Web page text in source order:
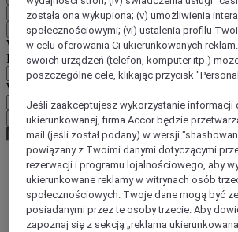
EUR (€)
Wstecz
Wybierz walutę poniżej
Region
Waluta
Potwierdź walutę
World
Europe
Germany
Lower Saxony
została ona wykupiona; (v) umożliwienia
społecznościowymi; (vi) ustalenia profilu
w celu oferowania Ci ukierunkowanych
swoich urządzeń (telefon, komputer itp.)
poszczególne cele, klikając przycisk
Jeśli zaakceptujesz wykorzystanie informacji
ukierunkowanej, firma Accor będzie
mail (jeśli został podany) w wersji
powiązany z Twoimi danymi dotyczącymi
rezerwacji i programu lojalnościowego, aby
ukierunkowane reklamy w witrynach osób
społecznościowych. Twoje dane mogą być
posiadanymi przez te osoby trzecie. Aby
zapoznaj się z sekcją „reklama